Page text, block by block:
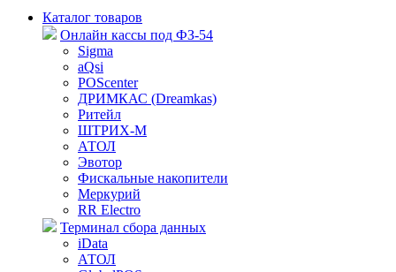
Каталог товаров
Онлайн кассы под ФЗ-54
Sigma
aQsi
POScenter
ДРИМКАС (Dreamkas)
Ритейл
ШТРИХ-М
АТОЛ
Эвотор
Фискальные накопители
Меркурий
RR Electro
Терминал сбора данных
iData
АТОЛ